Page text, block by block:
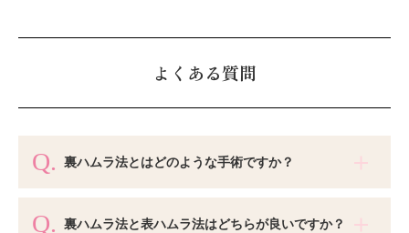
よくある質問
裏ハムラ法とはどのような手術ですか？
裏ハムラ法と表ハムラ法はどちらが良いですか？